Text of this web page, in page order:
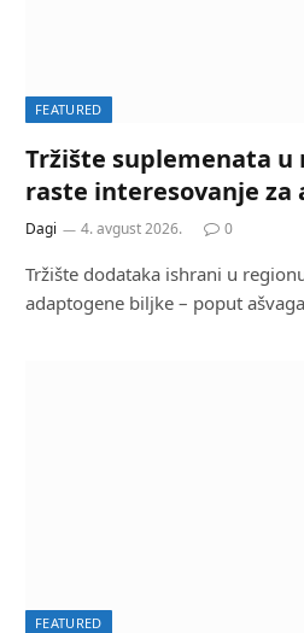
FEATURED
Tržište suplemenata u
raste interesovanje za
Dagi 4. avgust 2026. 0
Tržište dodataka ishrani u
adaptogene biljke – poput
FEATURED